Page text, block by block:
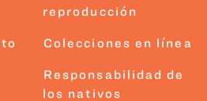
reproducción
Colecciones en línea
Responsabilidad de
los nativos